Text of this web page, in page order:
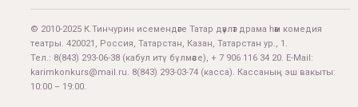
© 2010-2025 К.Тинчурин исемендәге Татар дәүләт драма һәм комедия
театры. 420021, Россия, Татарстан, Казан, Татарстан ур., 1.
Тел.: 8(843) 293-06-38 (кабул итү бүлмәсе), + 7 906 116 34 20. E-Mail:
karimkonkurs@mail.ru. 8(843) 293-03-74 (касса). Кассаның эш вакыты:
10:00 – 19:00.